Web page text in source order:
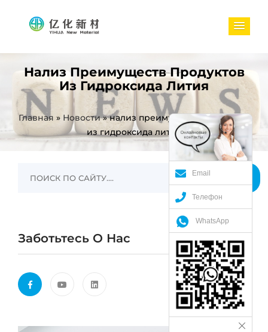
Нализ Преимуществ Продуктов
Из Гидроксида Лития
Главная » Новости»нализ преимуществ продуктов
из гидроксида лития
Заботьтесь О Нас
Email
Телефон
WhatsApp